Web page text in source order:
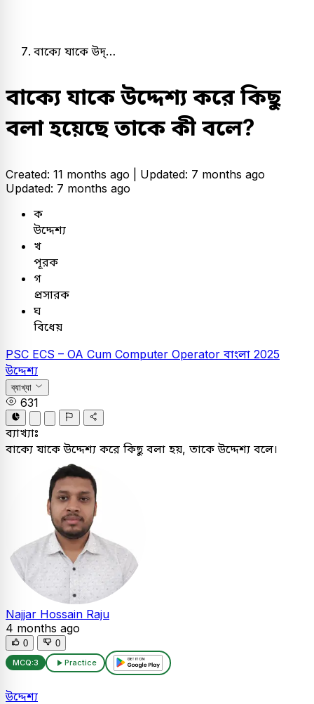
বাক্যে যাকে উদ্…
বাক্যে যাকে উদ্দেশ্য করে কিছু
বলা হয়েছে তাকে কী বলে?
Created: 11 months ago | Updated: 7 months ago
Updated: 7 months ago
ক
উদ্দেশ্য
খ
পূরক
গ
প্রসারক
ঘ
বিধেয়
PSC ECS – OA Cum Computer Operator বাংলা 2025
উদ্দেশ্য
ব্যাখ্যা
631
ব্যাখ্যাঃ
বাক্যে যাকে উদ্দেশ্য করে কিছু বলা হয়, তাকে উদ্দেশ্য বলে।
Najjar Hossain Raju
4 months ago
0 0
MCQ:3 Practice
উদ্দেশ্য